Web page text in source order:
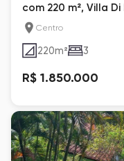
com 220 m², Villa Di
Centro
220m² 3
R$ 1.850.000